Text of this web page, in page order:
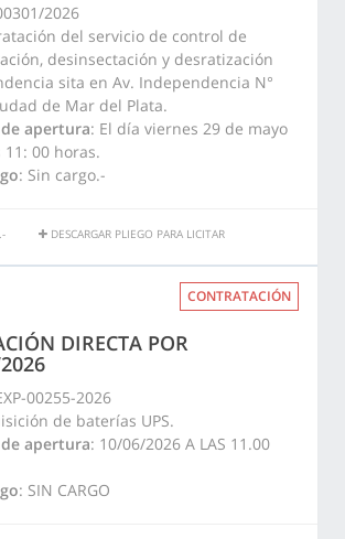
2026
del servicio de control de
desinsectación y desratización
sita en Av. Independencia N°
de Mar del Plata.
apertura: El día viernes 29 de mayo
11: 00 horas.
: Sin cargo.-
DESCARGAR PLIEGO PARA LICITAR
CONTRATACIÓN
DIRECTA POR
00255-2026
de baterías UPS.
apertura: 10/06/2026 A LAS 11.00
: SIN CARGO